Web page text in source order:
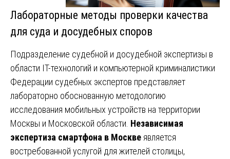
Лабораторные методы проверки качества
для суда и досудебных споров
Подразделение судебной и досудебной экспертизы в
области IT-технологий и компьютерной криминалистики
Федерации судебных экспертов представляет
лабораторно обоснованную методологию
исследования мобильных устройств на территории
Москвы и Московской области. Независимая
экспертиза смартфона в Москве является
востребованной услугой для жителей столицы,